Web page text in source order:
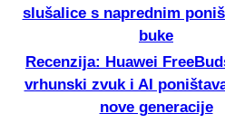
slušalice s naprednim
buke
Recenzija: Huawei
vrhunski zvuk i AI
nove generacije